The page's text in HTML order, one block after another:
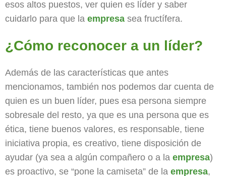
esos altos puestos, ver quien es líder y saber
cuidarlo para que la empresa sea fructífera.
¿Cómo reconocer a un líder?
Además de las características que antes
mencionamos, también nos podemos dar cuenta de
quien es un buen líder, pues esa persona siempre
sobresale del resto, ya que es una persona que es
ética, tiene buenos valores, es responsable, tiene
iniciativa propia, es creativo, tiene disposición de
ayudar (ya sea a algún compañero o a la empresa)
es proactivo, se “pone la camiseta” de la empresa,